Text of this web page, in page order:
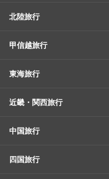
北陸旅行
甲信越旅行
東海旅行
近畿・関西旅行
中国旅行
四国旅行